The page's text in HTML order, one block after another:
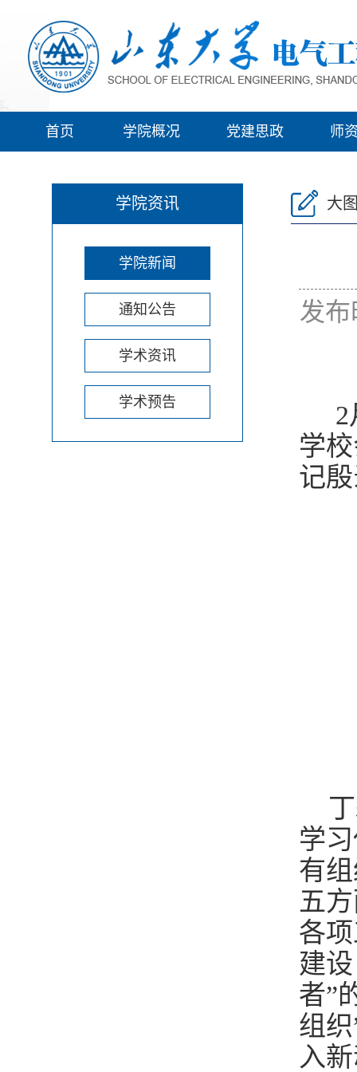
首页 学院概况 党建思政 师
学院资讯
学院新闻
通知公告
学术资讯
学术预告
大
发
2
学
记
学
有
五
各
建
者”
组
入